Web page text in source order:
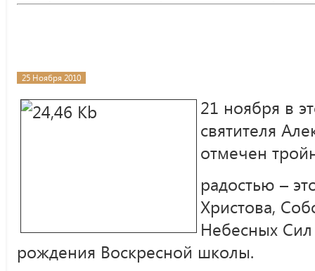
25 Ноября 2010
21 ноября в
святителя
отмечен
радостью –
Христова,
Небесных
рождения Воскресной школы.